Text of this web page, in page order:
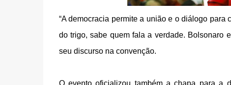
“A democracia permite a união e o diálogo
do trigo, sabe quem fala a verdade. Bolsonaro
seu discurso na convenção.
O evento oficializou também a chapa para a